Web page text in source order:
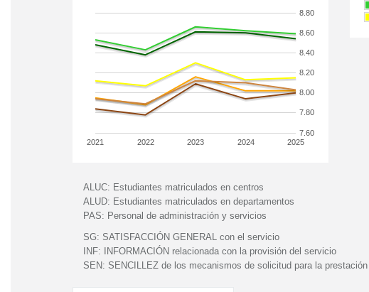
2021 2022 2023 2024 2025
7.60
7.80
8.00
8.20
8.40
8.60
8.80
ALUC: Estudiantes matriculados en centros
ALUD: Estudiantes matriculados en departamentos
PAS: Personal de administración y servicios
SG: SATISFACCIÓN GENERAL con el servicio
INF:
INFORMACIÓN relacionada con la provisión del servicio
SEN: SENCILLEZ de los mecanismos de solicitud para la